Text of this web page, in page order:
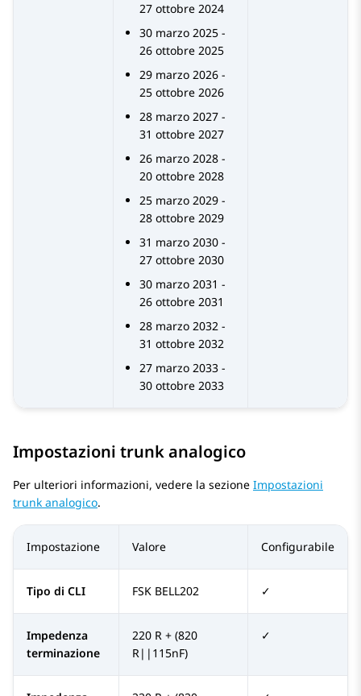
27 ottobre 2024
30 marzo 2025 -
26 ottobre 2025
29 marzo 2026 -
25 ottobre 2026
28 marzo 2027 -
31 ottobre 2027
26 marzo 2028 -
20 ottobre 2028
25 marzo 2029 -
28 ottobre 2029
31 marzo 2030 -
27 ottobre 2030
30 marzo 2031 -
26 ottobre 2031
28 marzo 2032 -
31 ottobre 2032
27 marzo 2033 -
30 ottobre 2033
Impostazioni trunk analogico
Per ulteriori informazioni, vedere la sezione Impostazioni
trunk analogico.
Impostazione Valore Configurabile
Tipo di CLI FSK BELL202 ✓
Impedenza
terminazione
220 R + (820
R||115nF)
✓